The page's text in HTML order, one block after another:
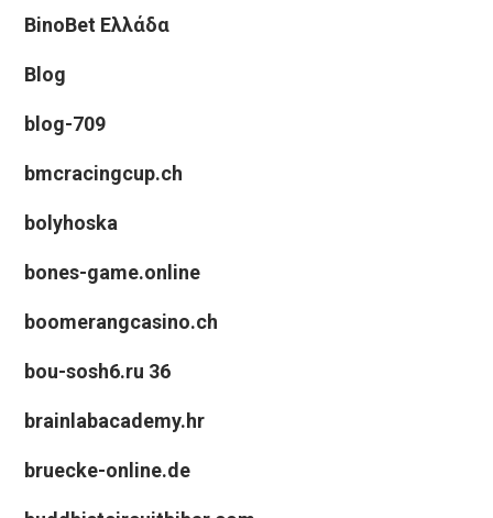
BinoBet Ελλάδα
Blog
blog-709
bmcracingcup.ch
bolyhoska
bones-game.online
boomerangcasino.ch
bou-sosh6.ru 36
brainlabacademy.hr
bruecke-online.de